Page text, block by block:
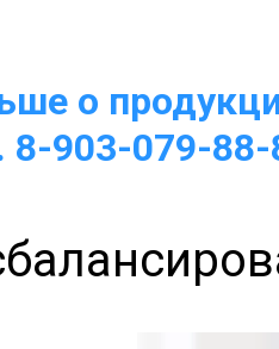
о
8-903-079-